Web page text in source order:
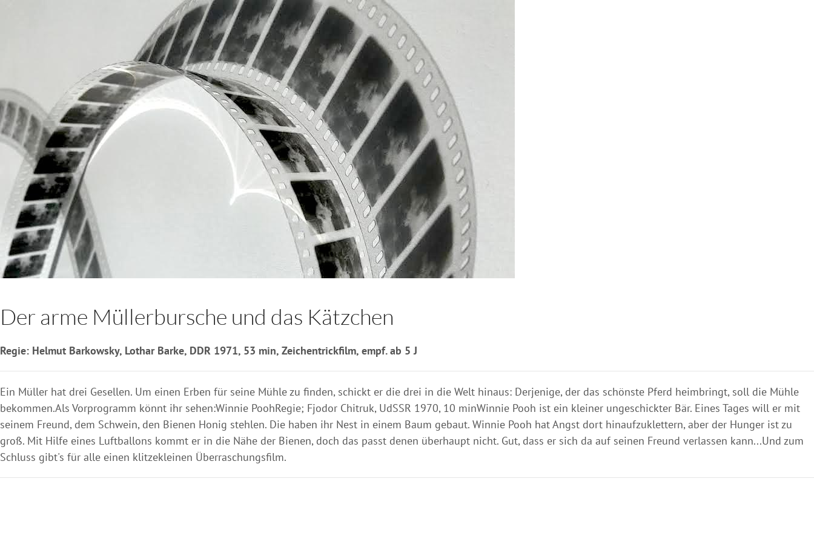
Der arme Müllerbursche und das Kätzchen
Regie: Helmut Barkowsky, Lothar Barke, DDR 1971, 53 min, Zeichentrickfilm, empf. ab 5 J
Ein Müller hat drei Gesellen. Um einen Erben für seine Mühle zu finden, schickt er die drei in die Welt hinaus: Derjenige, der das schönste Pferd heimbringt, soll die Mühle
bekommen.Als Vorprogramm könnt ihr sehen:Winnie PoohRegie; Fjodor Chitruk, UdSSR 1970, 10 minWinnie Pooh ist ein kleiner ungeschickter Bär. Eines Tages will er mit
seinem Freund, dem Schwein, den Bienen Honig stehlen. Die haben ihr Nest in einem Baum gebaut. Winnie Pooh hat Angst dort hinaufzuklettern, aber der Hunger ist zu
groß. Mit Hilfe eines Luftballons kommt er in die Nähe der Bienen, doch das passt denen überhaupt nicht. Gut, dass er sich da auf seinen Freund verlassen kann...Und zum
Schluss gibt's für alle einen klitzekleinen Überraschungsfilm.